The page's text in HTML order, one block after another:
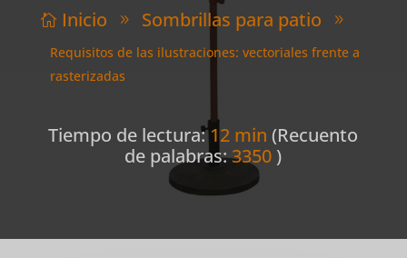
 Inicio 9 Sombrillas para patio 9
Requisitos de las ilustraciones: vectoriales frente a
rasterizadas
Tiempo de lectura: 12 min (Recuento
de palabras:3350 )